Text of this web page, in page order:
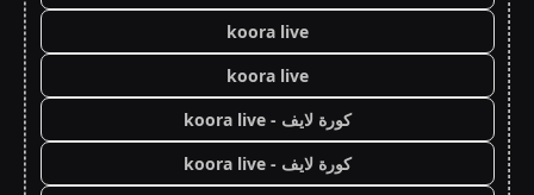
koora live
koora live
كورة لايف - koora live
كورة لايف - koora live